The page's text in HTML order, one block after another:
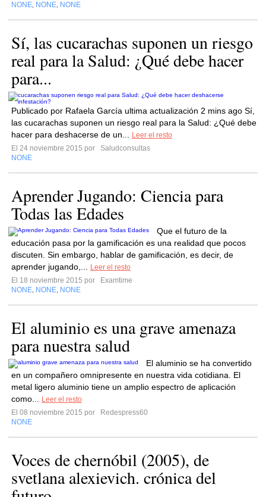
NONE NONE NONE
Sí, las cucarachas suponen un riesgo
real para la Salud: ¿Qué debe hacer
para...
Publicado por Rafaela García ultima actualización 2 mins ago Sí,
las cucarachas suponen un riesgo real para la Salud: ¿Qué debe
hacer para deshacerse de un...
Leer el resto
El 24 noviembre 2015 por
Saludconsultas
NONE
Aprender Jugando: Ciencia para
Todas las Edades
Que el futuro de la
educación pasa por la gamificación es una realidad que pocos
discuten. Sin embargo, hablar de gamificación, es decir, de
aprender jugando,...
Leer el resto
El 18 noviembre 2015 por
Examtime
NONE NONE NONE
El aluminio es una grave amenaza
para nuestra salud
El aluminio se ha convertido
en un compañero omnipresente en nuestra vida cotidiana. El
metal ligero aluminio tiene un amplio espectro de aplicación
como...
Leer el resto
El 08 noviembre 2015 por
Redespress60
NONE
Voces de chernóbil (2005), de
svetlana alexievich. crónica del